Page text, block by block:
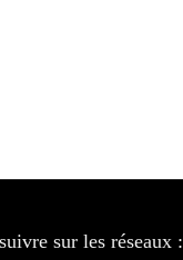
sur les réseaux :